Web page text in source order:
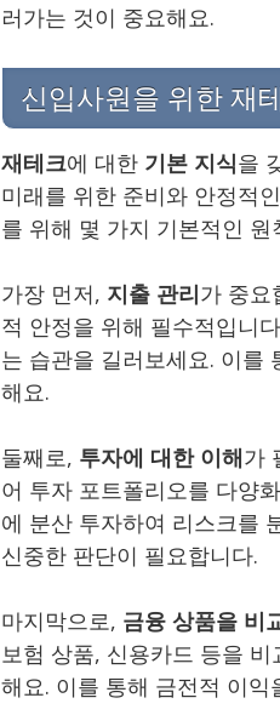
러가는 것이 중요해요.
신입사원을 위한 재
재테크에 대한 기본 지식을
미래를 위한 준비와 안정적
를 위해 몇 가지 기본적인
가장 먼저, 지출 관리가 중요
적 안정을 위해 필수적입니
는 습관을 길러보세요. 이를
해요.
둘째로, 투자에 대한 이해가
어 투자 포트폴리오를 다양
에 분산 투자하여 리스크를
신중한 판단이 필요합니다.
마지막으로, 금융 상품을 비
보험 상품, 신용카드 등을
해요. 이를 통해 금전적 이